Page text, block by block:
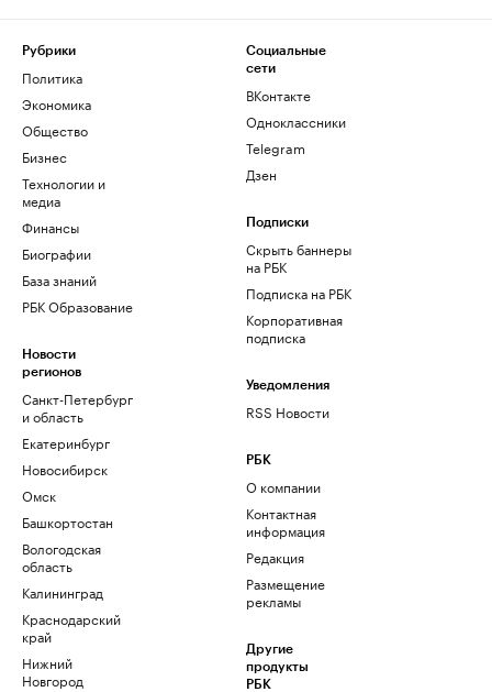
Рубрики
Политика
Экономика
Общество
Бизнес
Технологии и
медиа
Финансы
Биографии
База знаний
РБК Образование
Новости
регионов
Санкт-Петербург
и область
Екатеринбург
Новосибирск
Омск
Башкортостан
Вологодская
область
Калининград
Краснодарский
край
Нижний
Новгород
Социальные
сети
ВКонтакте
Одноклассники
Telegram
Дзен
Подписки
Скрыть баннеры
на РБК
Подписка на РБК
Корпоративная
подписка
Уведомления
RSS Новости
РБК
О компании
Контактная
информация
Редакция
Размещение
рекламы
Другие
продукты
РБК